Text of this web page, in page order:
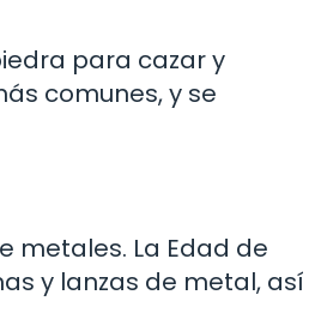
para cazar y
comunes, y se
metales. La Edad de
y lanzas de metal, así